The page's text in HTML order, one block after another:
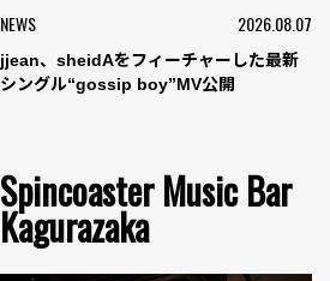
NEWS 2026.08.07
jjean、sheidAをフィーチャーした最新
シングル“gossip boy”MV公開
Spincoaster Music Bar
Kagurazaka